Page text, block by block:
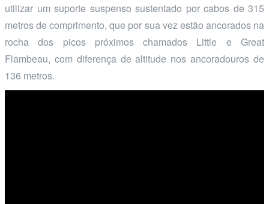
utilizar um suporte suspenso sustentado por cabos de 315
metros de comprimento, que por sua vez estão ancorados na
rocha dos picos próximos chamados Little e Great
Flambeau, com diferença de altitude nos ancoradouros de
136 metros.